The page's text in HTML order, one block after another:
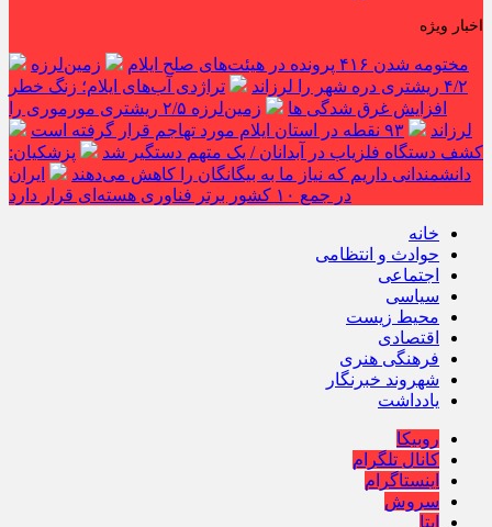
اخبار ویژه
مختومه شدن ۴۱۶ پرونده در هیئت‌های صلح ایلام
زمین‌لرزه
۴/۲ ریشتری دره شهر را لرزاند
تراژدی آب‌های ایلام؛ زنگ خطر
افزایش غرق شدگی ها
زمین‌لرزه ۲/۵ ریشتری مورموری را
لرزاند
۹۳ نقطه در استان ایلام مورد تهاجم قرار گرفته است
کشف دستگاه فلزیاب در آبدانان / یک متهم دستگیر شد
پزشکیان:
دانشمندانی داریم که نیاز ما به بیگانگان را کاهش می‌دهند
ایران
در جمع ۱۰ کشور برتر فناوری هسته‌ای قرار دارد
خانه
حوادث و انتظامی
اجتماعی
سیاسی
محیط زیست
اقتصادی
فرهنگی هنری
شهروند خبرنگار
یادداشت
روبیکا
کانال تلگرام
اینستاگرام
سروش
ایتا